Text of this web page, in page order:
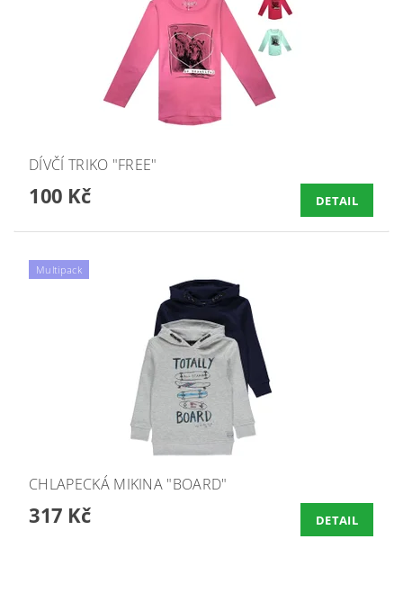
DÍVČÍ TRIKO "FREE"
100 Kč DETAIL
Multipack
CHLAPECKÁ MIKINA "BOARD"
317 Kč DETAIL